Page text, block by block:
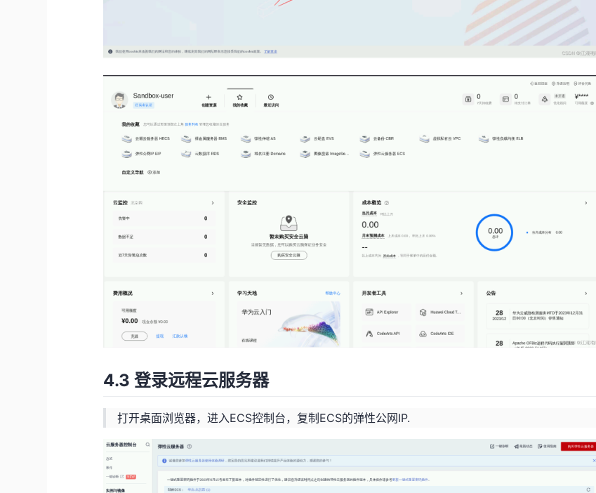
4.3 登录远程云服务器
打开桌面浏览器，进入ECS控制台，复制ECS的弹性公网IP.